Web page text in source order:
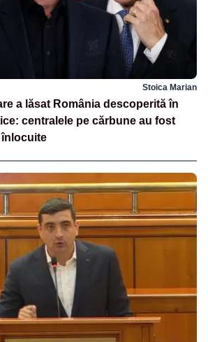
Stoica Marian
a lăsat România descoperită în
centralele pe cărbune au fost
înlocuite